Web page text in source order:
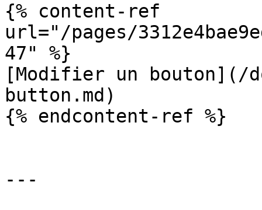
{% content-ref
url="/pages/
47" %}
[Modifier un bouton](/
button.md)
{% endcontent-ref %}
---